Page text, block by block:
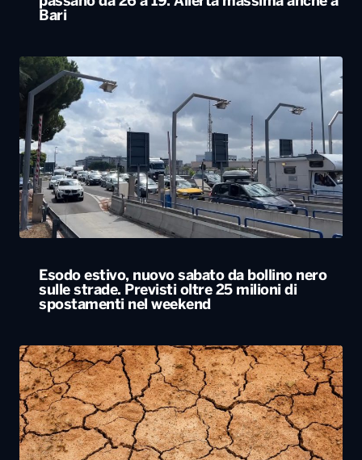
Bari
Esodo estivo, nuovo sabato da bollino nero
sulle strade. Previsti oltre 25 milioni di
spostamenti nel weekend